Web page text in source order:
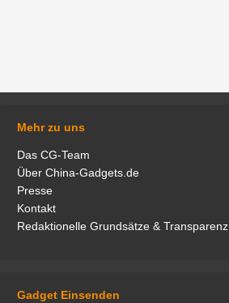
Mehr zu uns
Das CG-Team
Über China-Gadgets.de
Presse
Kontakt
Redaktionelle Grundsätze & Transparenz
Gadget Einsenden